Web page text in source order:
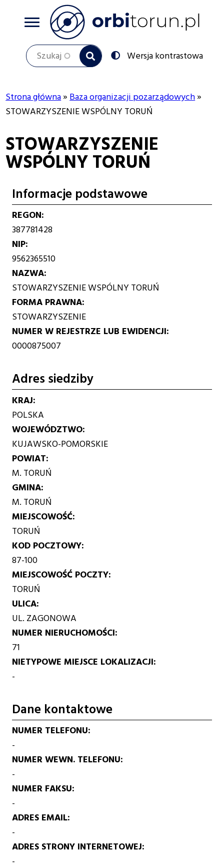
Szukaj
Przełącz
na:
Wersja kontrastowa
Ścieżka
nawigacyjna
Strona główna Baza organizacji pozarządowych
STOWARZYSZENIE WSPÓLNY TORUŃ
STOWARZYSZENIE
WSPÓLNY TORUŃ
Informacje podstawowe
REGON
387781428
NIP
9562365510
NAZWA
STOWARZYSZENIE WSPÓLNY TORUŃ
FORMA PRAWNA
STOWARZYSZENIE
NUMER W REJESTRZE LUB EWIDENCJI
0000875007
Adres siedziby
KRAJ
POLSKA
WOJEWÓDZTWO
KUJAWSKO-POMORSKIE
POWIAT
M. TORUŃ
GMINA
M. TORUŃ
MIEJSCOWOŚĆ
TORUŃ
KOD POCZTOWY
87-100
MIEJSCOWOŚĆ POCZTY
TORUŃ
ULICA
UL. ZAGONOWA
NUMER NIERUCHOMOŚCI
71
NIETYPOWE MIEJSCE LOKALIZACJI
-
Dane kontaktowe
NUMER TELEFONU
-
NUMER WEWN. TELEFONU
-
NUMER FAKSU
-
ADRES EMAIL
-
ADRES STRONY INTERNETOWEJ
-